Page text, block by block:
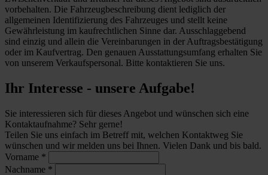
vorbehalten. Die Fahrzeugbeschreibung dient lediglich der
allgemeinen Identifizierung des Fahrzeuges und stellt keine
Gewährleistung im kaufrechtlichen Sinne dar. Ausschlaggebend
sind einzig und allein die Vereinbarungen in der Auftragsbestätigung
oder im Kaufvertrag. Den genauen Ausstattungsumfang erhalten Sie
von unserem Verkaufspersonal. Bitte kontaktieren Sie uns.
Ihr Interesse - unsere Aufgabe!
Sie interessieren sich für dieses Angebot und wünschen sich eine
Kontaktaufnahme? Sehr gerne!
Teilen Sie uns einfach im Betreff mit, welchen Kontaktweg Sie
wünschen und wir melden uns bei Ihnen. Vielen Dank und bis bald.
Vorname *
Nachname *